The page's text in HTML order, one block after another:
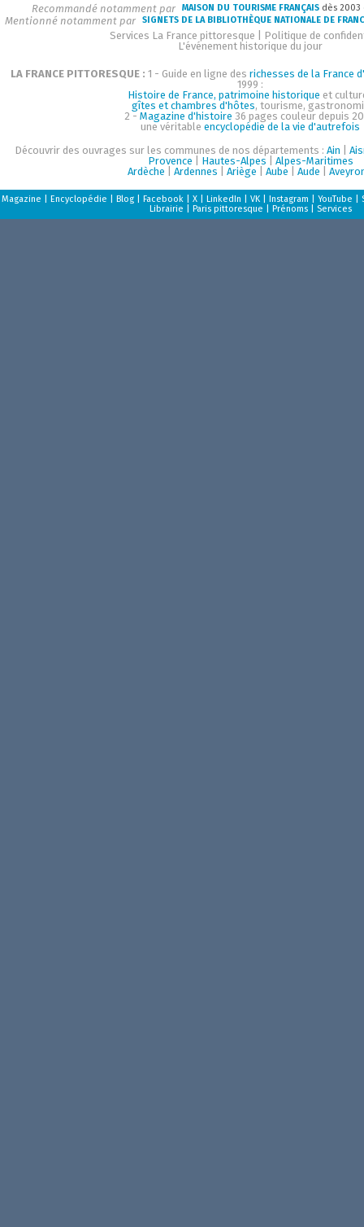
Recommandé notamment par MAISON DU TOURISME FRANÇAIS dès
Mentionné notamment par SIGNETS DE LA BIBLIOTHÈQUE NATIONALE DE
Services La France pittoresque
Politique de
L'événement historique du jour
LA FRANCE PITTORESQUE : 1 - Guide en ligne des richesses de la France
1999 :
Histoire de France, patrimoine historique et
gîtes et chambres d'hôtes, tourisme,
2 - Magazine d'histoire 36 pages couleur depuis
une véritable encyclopédie de la vie d'autrefois
Découvrir des ouvrages sur les communes de nos départements : Ain
Provence
Hautes-Alpes
Alpes-Maritimes
Ardèche
Ardennes Ariège Aube Aude
Magazine Encyclopédie Blog| Facebook| X| LinkedIn VK| Instagram YouTube
Librairie
Paris pittoresque Prénoms| Services